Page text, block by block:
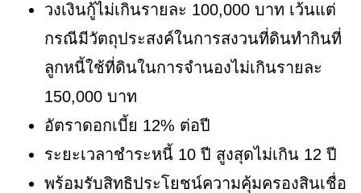
วงเงินกู้ไม่เกินรายละ 100,000 บาท เว้นแต่
กรณีมีวัตถุประสงค์ในการสงวนที่ดินทำกินที่
ลูกหนี้ใช้ที่ดินในการจำนองไม่เกินรายละ
150,000 บาท
อัตราดอกเบี้ย 12% ต่อปี
ระยะเวลาชำระหนี้ 10 ปี สูงสุดไม่เกิน 12 ปี
พร้อมรับสิทธิประโยชน์ความคุ้มครองสินเชื่อ